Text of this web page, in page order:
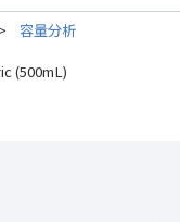
> 容量分析
(500mL)